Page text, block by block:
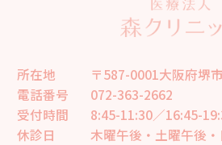
所在地
〒587-0001大阪府堺
電話番号
072-363-2662
受付時間
8:45-11:30／16:45-
休診日
木曜午後・土曜午後